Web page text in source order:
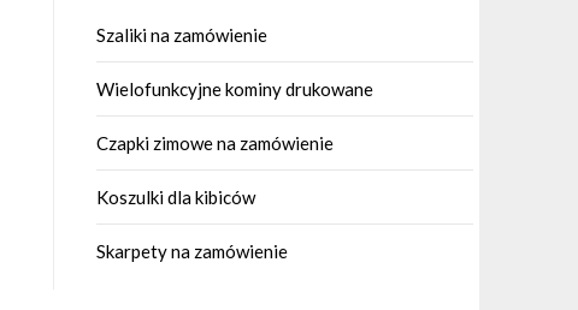
Szaliki na zamówienie
Wielofunkcyjne kominy drukowane
Czapki zimowe na zamówienie
Koszulki dla kibiców
Skarpety na zamówienie